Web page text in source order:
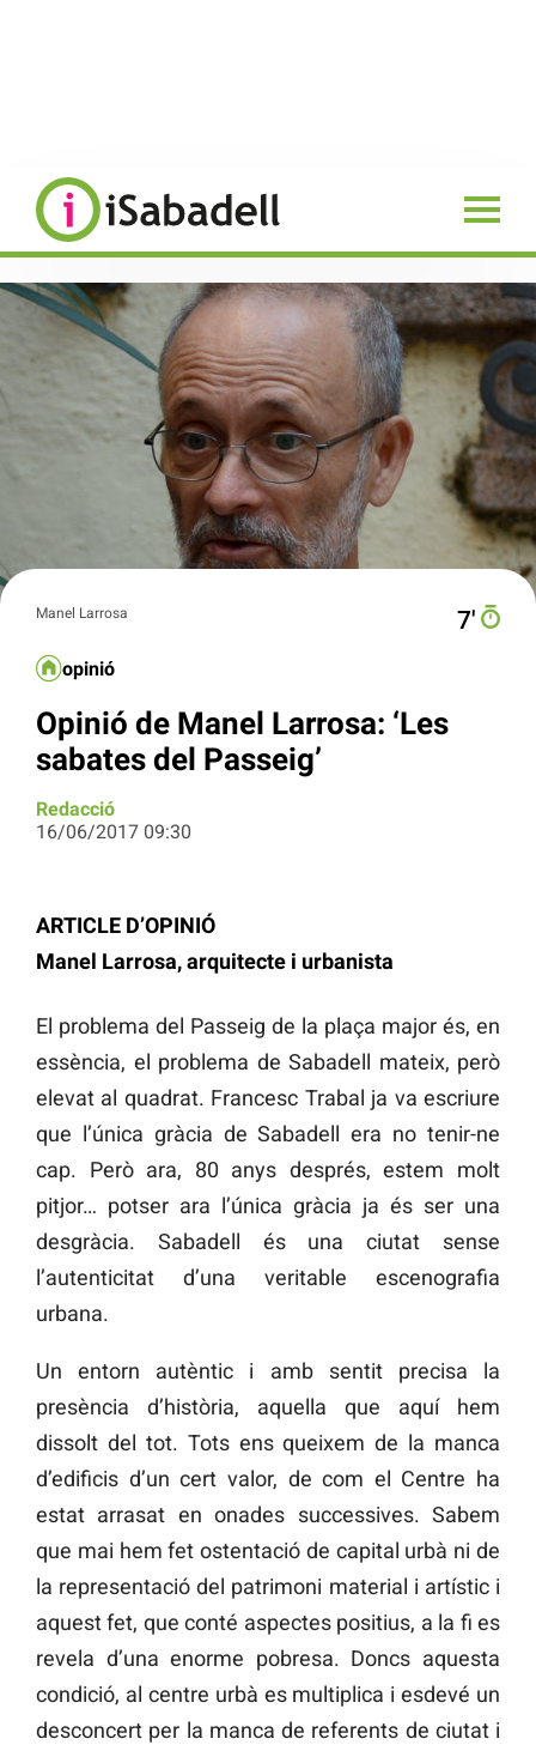
Manel Larrosa 7′
opinió
Opinió de Manel Larrosa: ‘Les
sabates del Passeig’
Redacció
16/06/2017 09:30
ARTICLE D’OPINIÓ
Manel Larrosa, arquitecte i urbanista
El problema del Passeig de la plaça major és, en
essència, el problema de Sabadell mateix, però
elevat al quadrat. Francesc Trabal ja va escriure
que l’única gràcia de Sabadell era no tenir-ne
cap. Però ara, 80 anys després, estem molt
pitjor… potser ara l’única gràcia ja és ser una
desgràcia. Sabadell és una ciutat sense
l’autenticitat d’una veritable escenografia
urbana.
Un entorn autèntic i amb sentit precisa la
presència d’història, aquella que aquí hem
dissolt del tot. Tots ens queixem de la manca
d’edificis d’un cert valor, de com el Centre ha
estat arrasat en onades successives. Sabem
que mai hem fet ostentació de capital urbà ni de
la representació del patrimoni material i artístic i
aquest fet, que conté aspectes positius, a la fi es
revela d’una enorme pobresa. Doncs aquesta
condició, al centre urbà es multiplica i esdevé un
desconcert per la manca de referents de ciutat i